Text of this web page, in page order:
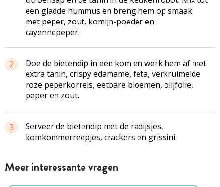
een gladde hummus en breng hem op smaak
met peper, zout, komijn-poeder en
cayennepeper.
2
Doe de bietendip in een kom en werk hem af met
extra tahin, crispy edamame, feta, verkruimelde
roze peperkorrels, eetbare bloemen, olijfolie,
peper en zout.
3
Serveer de bietendip met de radijsjes,
komkommerreepjes, crackers en grissini.
Meer interessante vragen